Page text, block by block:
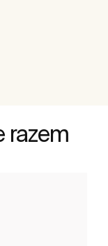
razem